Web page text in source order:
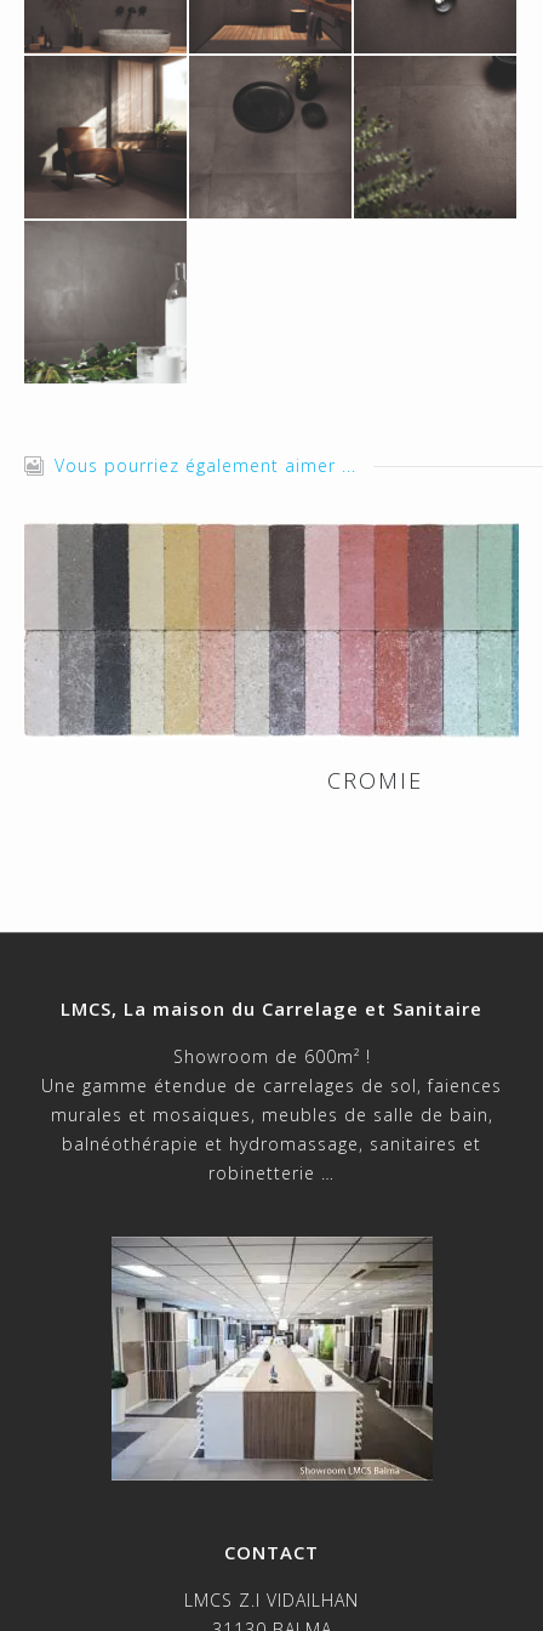
Vous pourriez également aimer ...
CROMIE
LMCS, La maison du Carrelage et Sanitaire
Showroom de 600m² !
Une gamme étendue de carrelages de sol, faiences
murales et mosaiques, meubles de salle de bain,
balnéothérapie et hydromassage, sanitaires et
robinetterie …
CONTACT
LMCS Z.I VIDAILHAN